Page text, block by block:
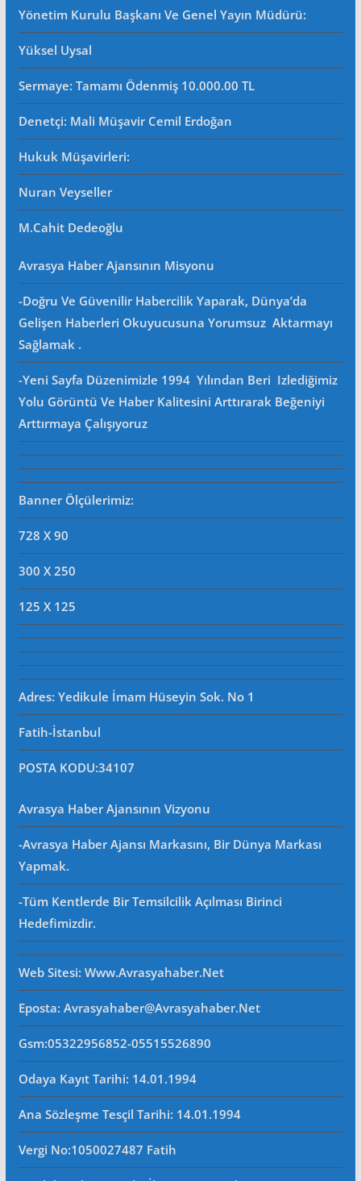
Yönetim Kurulu Başkanı Ve Genel Yayın Müdürü:
Yüksel Uysal
Sermaye: Tamamı Ödenmiş 10.000.00 TL
Denetçi: Mali Müşavir Cemil Erdoğan
Hukuk Müşavirleri:
Nuran Veyseller
M.Cahit Dedeoğlu
Avrasya Haber Ajansının Misyonu
-Doğru Ve Güvenilir Habercilik Yaparak, Dünya’da
Gelişen Haberleri Okuyucusuna Yorumsuz Aktarmayı
Sağlamak .
-Yeni Sayfa Düzenimizle 1994 Yılından Beri Izlediğimiz
Yolu Görüntü Ve Haber Kalitesini Arttırarak Beğeniyi
Arttırmaya Çalışıyoruz
Banner Ölçülerimiz:
728 X 90
300 X 250
125 X 125
Adres: Yedikule İmam Hüseyin Sok. No 1
Fatih-İstanbul
POSTA KODU:34107
Avrasya Haber Ajansının Vizyonu
-Avrasya Haber Ajansı Markasını, Bir Dünya Markası
Yapmak.
-Tüm Kentlerde Bir Temsilcilik Açılması Birinci
Hedefimizdir.
Web Sitesi: Www.avrasyahaber.net
Eposta: Avrasyahaber@avrasyahaber.net
Gsm:05322956852-05515526890
Odaya Kayıt Tarihi: 14.01.1994
Ana Sözleşme Tesçil Tarihi: 14.01.1994
Vergi No:1050027487 Fatih